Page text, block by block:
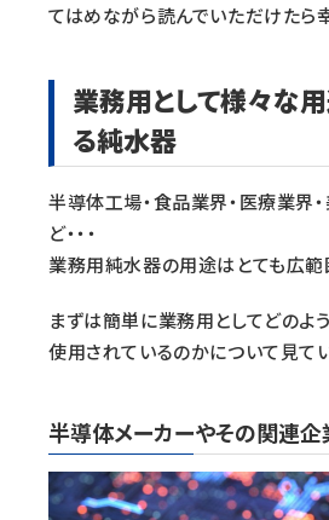
てはめながら読んでいただけたら
業務用として様々な
る純水器
半導体工場・食品業界・医療業界
ど・・・
業務用純水器の用途はとても広範
まずは簡単に業務用としてどのよ
使用されているのかについて見てい
半導体メーカーやその関連企